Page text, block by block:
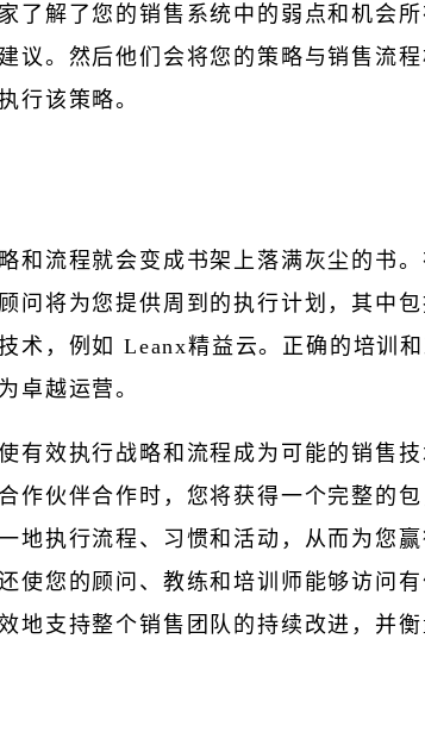
了解了您的销售系统中的弱点和机会所
议。然后他们会将您的策略​​与销售流程
行该策略。
和流程就会变成书架上落满灰尘的书。
问将为您提供周到的执行计划，其中包
术，例如 Leanx精益云。正确的培训
卓越运营。
有效执行战略和流程成为可能的销售
作伙伴合作时，您将获得一个完整的
地执行流程、习惯和活动，从而为您
使您的顾问、教练和培训师能够访问
地支持整个销售团队的持续改进，并